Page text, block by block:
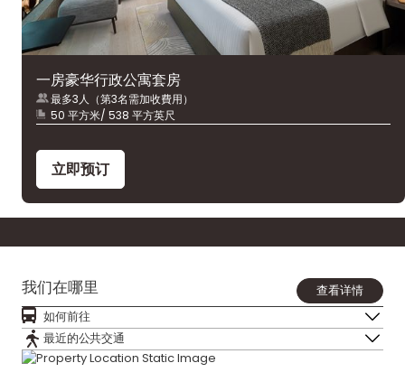
一房豪华行政公寓套房
最多3人（第3名需加收費用）
50 平方米/ 538 平方英尺
立即预订
我们在哪里
查看详情
如何前往
最近的公共交通